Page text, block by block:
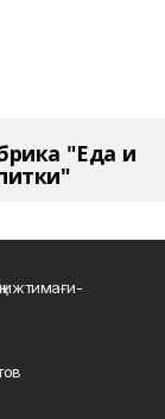
"Еда и
ижтимағи-